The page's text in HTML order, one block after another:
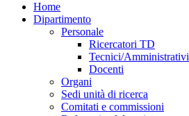
Home
Dipartimento
Personale
Ricercatori TD
Tecnici/Amministrativi
Docenti
Organi
Sedi unità di ricerca
Comitati e commissioni